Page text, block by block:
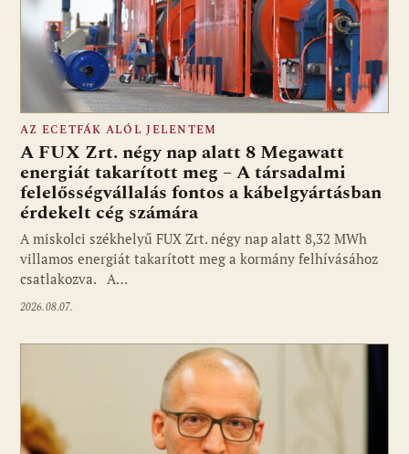
AZ ECETFÁK ALÓL JELENTEM
A FUX Zrt. négy nap alatt 8 Megawatt
energiát takarított meg – A társadalmi
felelősségvállalás fontos a kábelgyártásban
érdekelt cég számára
A miskolci székhelyű FUX Zrt. négy nap alatt 8,32 MWh
villamos energiát takarított meg a kormány felhívásához
csatlakozva. A…
2026.08.07.